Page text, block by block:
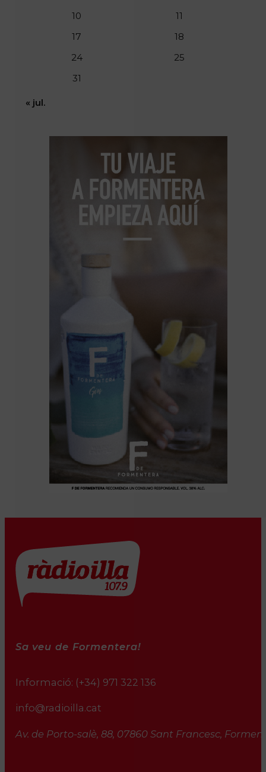
10
11
17
18
24
25
31
« jul.
Sa veu de Formentera!
Informació: (+34) 971 322 136
info@radioilla.cat
Av. de Porto-salè, 88, 07860 Sant Francesc,